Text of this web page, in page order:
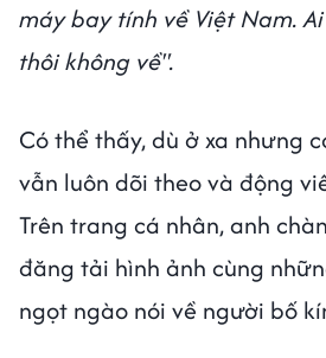
máy bay tính về Việt Nam.
thôi không về".
Có thể thấy, dù ở xa nhưng
vẫn luôn dõi theo và động
Trên trang cá nhân, anh
đăng tải hình ảnh cùng
ngọt ngào nói về người bố